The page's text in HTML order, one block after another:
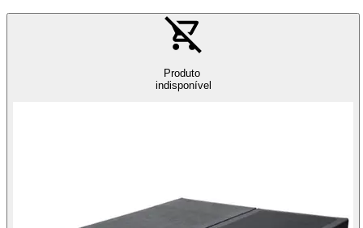
Produto
indisponível